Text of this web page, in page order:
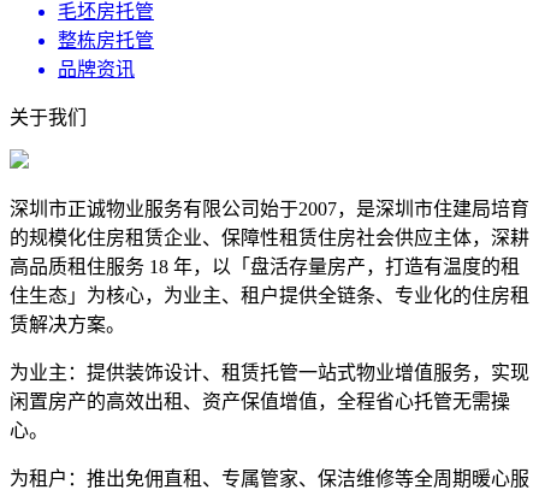
毛坯房托管
整栋房托管
品牌资讯
关于我们
深圳市正诚物业服务有限公司始于2007，是深圳市住建局培育
的规模化住房租赁企业、保障性租赁住房社会供应主体，深耕
高品质租住服务 18 年，以「盘活存量房产，打造有温度的租
住生态」为核心，为业主、租户提供全链条、专业化的住房租
赁解决方案。
为业主：提供装饰设计、租赁托管一站式物业增值服务，实现
闲置房产的高效出租、资产保值增值，全程省心托管无需操
心。
为租户：推出免佣直租、专属管家、保洁维修等全周期暖心服